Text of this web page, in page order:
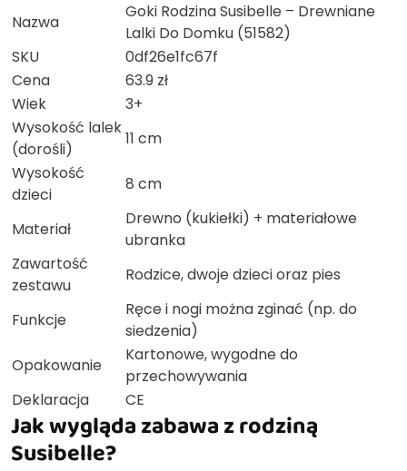
Nazwa
Goki Rodzina Susibelle – Drewniane
Lalki Do Domku (51582)
SKU
0df26e1fc67f
Cena
63.9 zł
Wiek
3+
Wysokość lalek
(dorośli)
11 cm
Wysokość
dzieci
8 cm
Materiał
Drewno (kukiełki) + materiałowe
ubranka
Zawartość
zestawu
Rodzice, dwoje dzieci oraz pies
Funkcje
Ręce i nogi można zginać (np. do
siedzenia)
Opakowanie
Kartonowe, wygodne do
przechowywania
Deklaracja
CE
Jak wygląda zabawa z rodziną
Susibelle?